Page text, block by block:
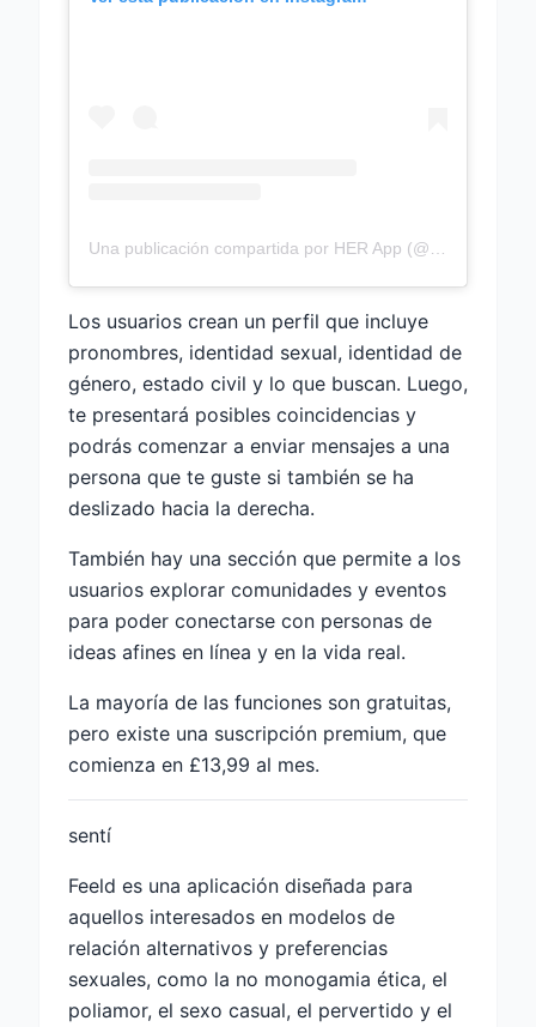
Los usuarios crean un perfil que incluye
pronombres, identidad sexual, identidad de
género, estado civil y lo que buscan. Luego,
te presentará posibles coincidencias y
podrás comenzar a enviar mensajes a una
persona que te guste si también se ha
deslizado hacia la derecha.
También hay una sección que permite a los
usuarios explorar comunidades y eventos
para poder conectarse con personas de
ideas afines en línea y en la vida real.
La mayoría de las funciones son gratuitas,
pero existe una suscripción premium, que
comienza en £13,99 al mes.
sentí
Feeld es una aplicación diseñada para
aquellos interesados ​​en modelos de
relación alternativos y preferencias
sexuales, como la no monogamia ética, el
poliamor, el sexo casual, el pervertido y el